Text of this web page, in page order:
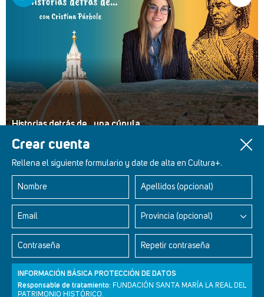
Crear cuenta
Rellena el siguiente formulario y date de alta en Cultura+.
Nombre Apellidos (opcional)
Email Provincia (opcional)
Contraseña Repetir contraseña
INFORMACIÓN BÁSICA PROTECCIÓN DE DATOS
Responsable de tratamiento: FUNDACIÓN SANTA MARÍA LA REAL DEL
PATRIMONIO HISTÓRICO.
Historias detrás de... una cúpula
Retablos Renacentistas Este de León